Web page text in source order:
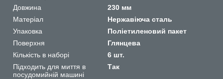
Довжина
230 мм
Матеріал
Нержавіюча сталь
Упаковка
Поліетиленовий пакет
Поверхня
Глянцева
Кількість в наборі
6 шт.
Підходить для миття в
посудомийній машині
Так